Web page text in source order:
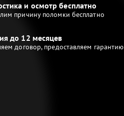
и осмотр бесплатно
причину поломки бесплатно
до 12 месяцев
договор, предоставляем гарантию